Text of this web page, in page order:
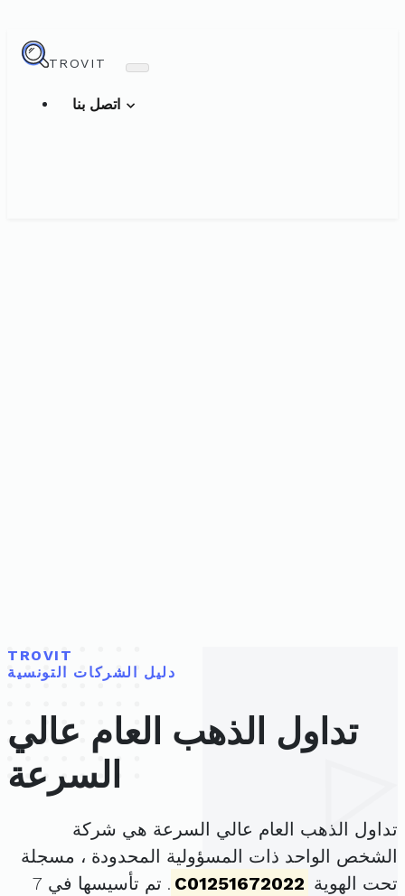
TROVIT
TROVIT
دليل الشركات التونسية
تداول الذهب العام عالي
السرعة
تداول الذهب العام عالي السرعة هي شركة
الشخص الواحد ذات المسؤولية المحدودة ، مسجلة
تحت الهوية C01251672022
. تم تأسيسها في 7